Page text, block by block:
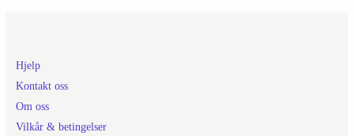
Hjelp
Kontakt oss
Om oss
Vilkår & betingelser